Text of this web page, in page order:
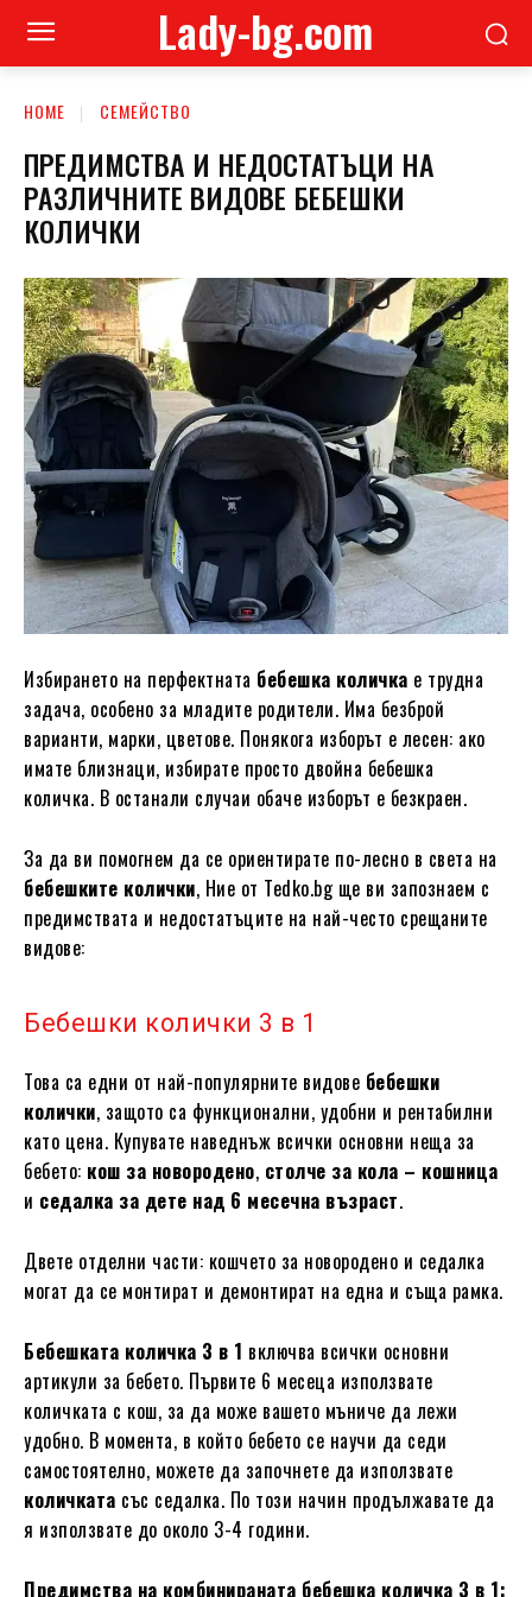
Lady-bg.com
HOME СЕМЕЙСТВО
ПРЕДИМСТВА И НЕДОСТАТЪЦИ НА
РАЗЛИЧНИТЕ ВИДОВЕ БЕБЕШКИ
КОЛИЧКИ
Избирането на перфектната бебешка количка е трудна
задача, особено за младите родители. Има безброй
варианти, марки, цветове. Понякога изборът е лесен: ако
имате близнаци, избирате просто двойна бебешка
количка. В останали случаи обаче изборът е безкраен.
За да ви помогнем да се ориентирате по-лесно в света на
бебешките колички, Ние от Tedko.bg ще ви запознаем с
предимствата и недостатъците на най-често срещаните
видове:
Бебешки колички 3 в 1
Това са едни от най-популярните видове бебешки
колички, защото са функционални, удобни и рентабилни
като цена. Купувате наведнъж всички основни неща за
бебето: кош за новородено, столче за кола – кошница
и седалка за дете над 6 месечна възраст.
Двете отделни части: кошчето за новородено и седалка
могат да се монтират и демонтират на една и съща рамка.
Бебешката количка 3 в 1 включва всички основни
артикули за бебето. Първите 6 месеца използвате
количката с кош, за да може вашето мъниче да лежи
удобно. В момента, в който бебето се научи да седи
самостоятелно, можете да започнете да използвате
количката със седалка. По този начин продължавате да
я използвате до около 3-4 години.
Предимства на комбинираната бебешка количка 3 в 1: